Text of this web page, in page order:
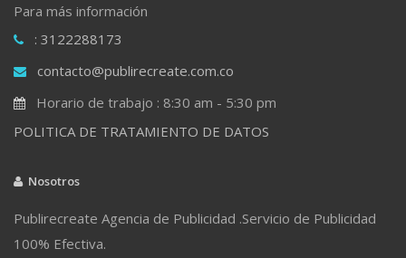
Para más información
: 3122288173
contacto@publirecreate.com.co
Horario de trabajo : 8:30 am - 5:30 pm
POLITICA DE TRATAMIENTO DE DATOS
Nosotros
Publirecreate Agencia de Publicidad .Servicio de Publicidad
100% Efectiva.